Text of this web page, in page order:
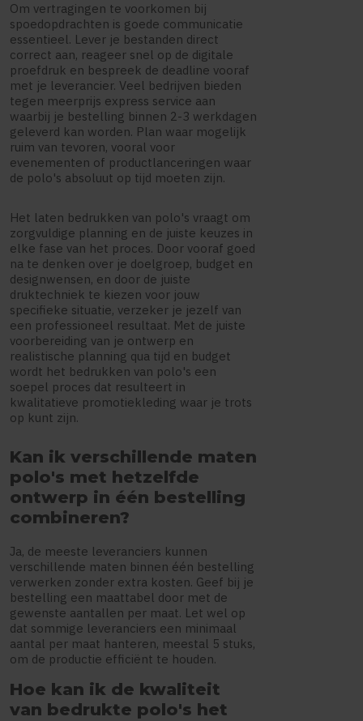
Om vertragingen te voorkomen bij
spoedopdrachten is goede communicatie
essentieel. Lever je bestanden direct
correct aan, reageer snel op de digitale
proefdruk en bespreek de deadline vooraf
met je leverancier. Veel bedrijven bieden
tegen meerprijs express service aan
waarbij je bestelling binnen 2-3 werkdagen
geleverd kan worden. Plan waar mogelijk
ruim van tevoren, vooral voor
evenementen of productlanceringen waar
de polo's absoluut op tijd moeten zijn.
Het laten bedrukken van polo's vraagt om
zorgvuldige planning en de juiste keuzes in
elke fase van het proces. Door vooraf goed
na te denken over je doelgroep, budget en
designwensen, en door de juiste
druktechniek te kiezen voor jouw
specifieke situatie, verzeker je jezelf van
een professioneel resultaat. Met de juiste
voorbereiding van je ontwerp en
realistische planning qua tijd en budget
wordt het bedrukken van polo's een
soepel proces dat resulteert in
kwalitatieve promotiekleding waar je trots
op kunt zijn.
Kan ik verschillende maten
polo's met hetzelfde
ontwerp in één bestelling
combineren?
Ja, de meeste leveranciers kunnen
verschillende maten binnen één bestelling
verwerken zonder extra kosten. Geef bij je
bestelling een maattabel door met de
gewenste aantallen per maat. Let wel op
dat sommige leveranciers een minimaal
aantal per maat hanteren, meestal 5 stuks,
om de productie efficiënt te houden.
Hoe kan ik de kwaliteit
van bedrukte polo's het